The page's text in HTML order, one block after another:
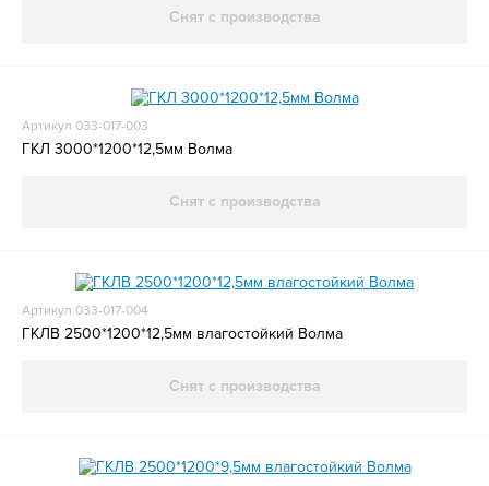
Снят с производства
Артикул 033-017-003
ГКЛ 3000*1200*12,5мм Волма
Снят с производства
Артикул 033-017-004
ГКЛВ 2500*1200*12,5мм влагостойкий Волма
Снят с производства